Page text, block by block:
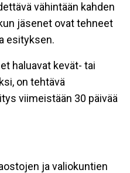
vähintään kahden
jäsenet ovat tehneet
esityksen.
haluavat kevät- tai
on tehtävä
viimeistään 30 päivää
ja valiokuntien